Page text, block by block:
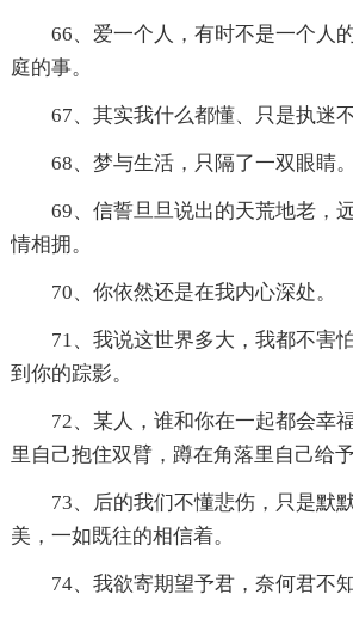
66、爱一个人，有时不是一个人
庭的事。
67、其实我什么都懂、只是执迷
68、梦与生活，只隔了一双眼睛。
69、信誓旦旦说出的天荒地老，
情相拥。
70、你依然还是在我内心深处。
71、我说这世界多大，我都不害
到你的踪影。
72、某人，谁和你在一起都会幸
里自己抱住双臂，蹲在角落里自己给予
73、后的我们不懂悲伤，只是默
美，一如既往的相信着。
74、我欲寄期望予君，奈何君不知